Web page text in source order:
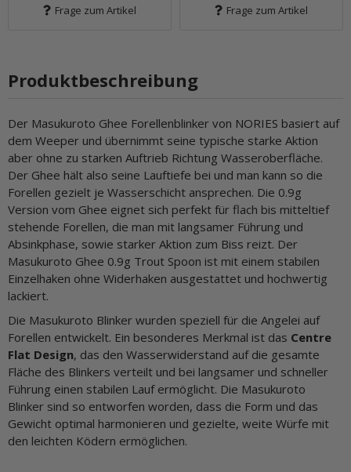
Frage zum Artikel Frage zum Artikel
Produktbeschreibung
Der Masukuroto Ghee Forellenblinker von NORIES basiert auf
dem Weeper und übernimmt seine typische starke Aktion
aber ohne zu starken Auftrieb Richtung Wasseroberfläche.
Der Ghee hält also seine Lauftiefe bei und man kann so die
Forellen gezielt je Wasserschicht ansprechen. Die 0.9g
Version vom Ghee eignet sich perfekt für flach bis mitteltief
stehende Forellen, die man mit langsamer Führung und
Absinkphase, sowie starker Aktion zum Biss reizt. Der
Masukuroto Ghee 0.9g Trout Spoon ist mit einem stabilen
Einzelhaken ohne Widerhaken ausgestattet und hochwertig
lackiert.
Die Masukuroto Blinker wurden speziell für die Angelei auf
Forellen entwickelt. Ein besonderes Merkmal ist das Centre
Flat Design, das den Wasserwiderstand auf die gesamte
Fläche des Blinkers verteilt und bei langsamer und schneller
Führung einen stabilen Lauf ermöglicht. Die Masukuroto
Blinker sind so entworfen worden, dass die Form und das
Gewicht optimal harmonieren und gezielte, weite Würfe mit
den leichten Ködern ermöglichen.